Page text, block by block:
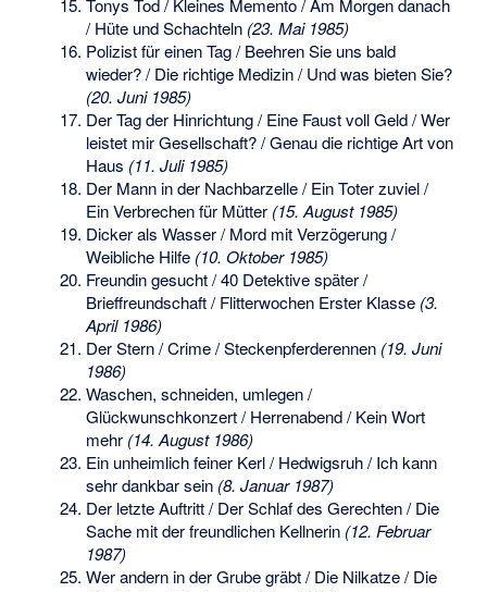
Tonys Tod / Kleines Memento / Am Morgen danach
/ Hüte und Schachteln (23. Mai 1985)
Polizist für einen Tag / Beehren Sie uns bald
wieder? / Die richtige Medizin / Und was bieten Sie?
(20. Juni 1985)
Der Tag der Hinrichtung / Eine Faust voll Geld / Wer
leistet mir Gesellschaft? / Genau die richtige Art von
Haus (11. Juli 1985)
Der Mann in der Nachbarzelle / Ein Toter zuviel /
Ein Verbrechen für Mütter (15. August 1985)
Dicker als Wasser / Mord mit Verzögerung /
Weibliche Hilfe (10. Oktober 1985)
Freundin gesucht / 40 Detektive später /
Brieffreundschaft / Flitterwochen Erster Klasse (3.
April 1986)
Der Stern / Crime / Steckenpferderennen (19. Juni
1986)
Waschen, schneiden, umlegen /
Glückwunschkonzert / Herrenabend / Kein Wort
mehr (14. August 1986)
Ein unheimlich feiner Kerl / Hedwigsruh / Ich kann
sehr dankbar sein (8. Januar 1987)
Der letzte Auftritt / Der Schlaf des Gerechten / Die
Sache mit der freundlichen Kellnerin (12. Februar
1987)
Wer andern in der Grube gräbt / Die Nilkatze / Die